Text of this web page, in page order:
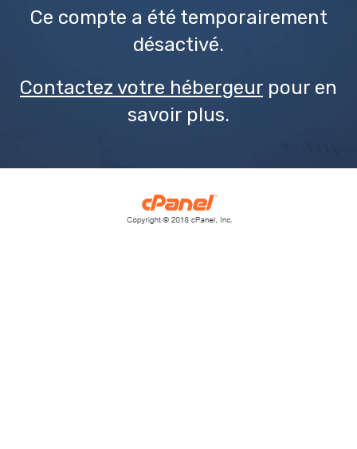
Ce compte a été temporairement
désactivé.
Contactez votre hébergeur pour en
savoir plus.